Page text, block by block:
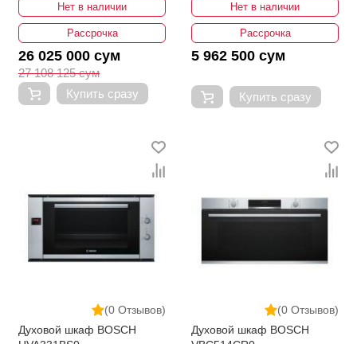
Нет в наличии
Рассрочка
26 025 000 сум
27 108 125 сум
Купить сразу
Нет в наличии
Рассрочка
5 962 500 сум
Купить сразу
(0 Отзывов)
Духовой шкаф BOSCH
(0 Отзывов)
Духовой шкаф BOSCH